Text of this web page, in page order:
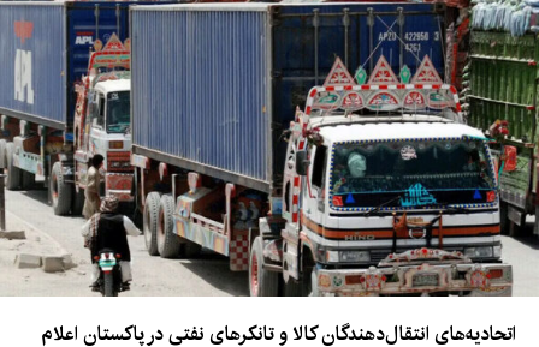
اتحادیه‌های انتقال‌دهندگان کالا و تانکرهای نفتی در پاکستان اعلام